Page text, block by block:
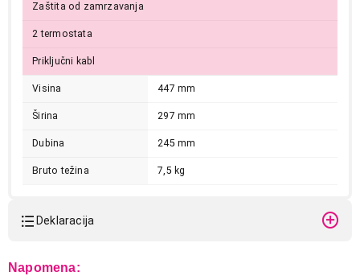
Zaštita od zamrzavanja
2 termostata
Priključni kabl
Visina 447 mm
Širina 297 mm
Dubina 245 mm
Bruto težina 7,5 kg
Deklaracija
Napomena:
BOJLERI
Proizvod je dodat u korpu.
Ukupno u korpi: